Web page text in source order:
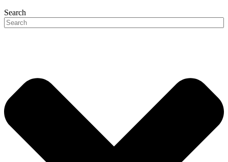
Search